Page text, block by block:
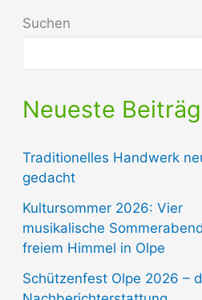
Suchen
Neueste
Traditionelles Handwerk
gedacht
Kultursommer 2026: Vier
musikalische
freiem Himmel in Olpe
Schützenfest Olpe 2026 –